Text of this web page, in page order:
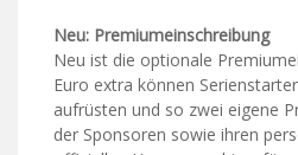
Neu: Premiumeinschreibung
Neu ist die optionale
Euro extra können
aufrüsten und so zwei eigene
der Sponsoren sowie ihren